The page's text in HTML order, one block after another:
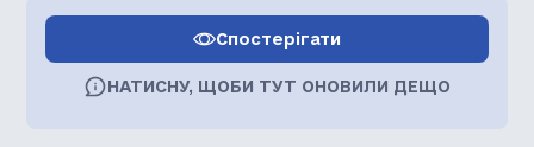
Спостерігати
НАТИСНУ, ЩОБИ ТУТ ОНОВИЛИ ДЕЩО